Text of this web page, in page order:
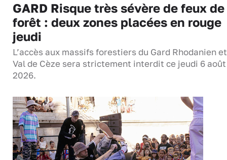
GARD Risque très sévère de feux de
forêt : deux zones placées en rouge
jeudi
L’accès aux massifs forestiers du Gard Rhodanien
Val de Cèze sera strictement interdit ce jeudi 6 août
2026.